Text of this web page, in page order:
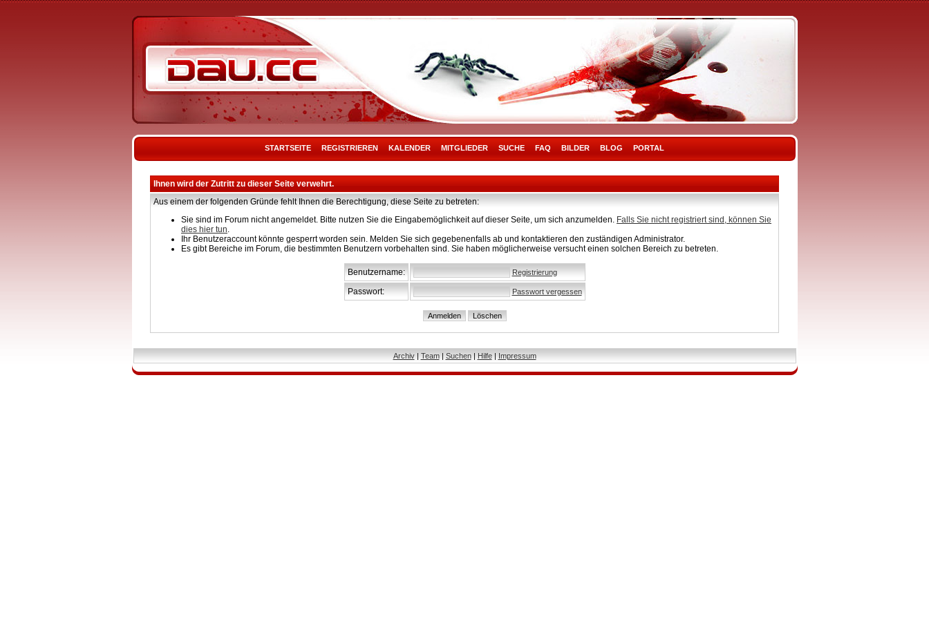
STARTSEITE REGISTRIEREN KALENDER MITGLIEDER SUCHE FAQ BILDER BLOG PORTAL
Ihnen wird der Zutritt zu dieser Seite verwehrt.
Aus einem der folgenden Gründe fehlt Ihnen die Berechtigung, diese Seite zu betreten:
Sie sind im Forum nicht angemeldet. Bitte nutzen Sie die Eingabemöglichkeit auf dieser Seite, um sich anzumelden. Falls Sie nicht registriert sind, können Sie
dies hier tun.
Ihr Benutzeraccount könnte gesperrt worden sein. Melden Sie sich gegebenenfalls ab und kontaktieren den zuständigen Administrator.
Es gibt Bereiche im Forum, die bestimmten Benutzern vorbehalten sind. Sie haben möglicherweise versucht einen solchen Bereich zu betreten.
Benutzername: Registrierung
Passwort: Passwort vergessen
Archiv| Team| Suchen| Hilfe| Impressum